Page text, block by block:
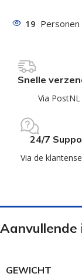
19
Snelle
Via PostNL
24/7
Via de
GEWICHT